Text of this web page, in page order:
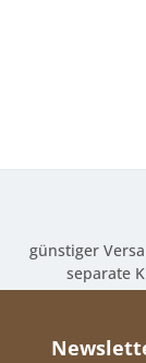
günstiger
separate